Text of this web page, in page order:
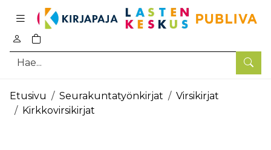
Hae
0
tuotetta ostoskorissa
Pääsisältö
Etusivu Seurakuntatyönkirjat
Virsikirjat
Kirkkovirsikirjat